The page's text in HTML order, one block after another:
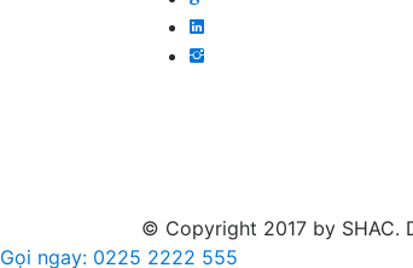
© Copyright 2017 by SHAC.
Gọi ngay: 0225 2222 555